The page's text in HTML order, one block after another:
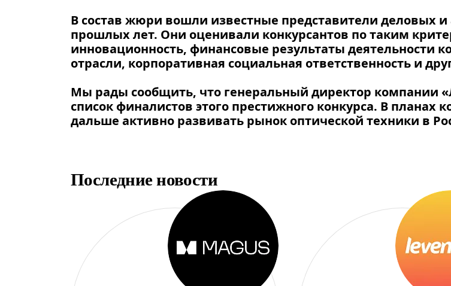
В состав жюри вошли известные представители деловых
прошлых лет. Они оценивали конкурсантов по таким
инновационность, финансовые результаты деятельности
отрасли, корпоративная социальная ответственность и
Мы рады сообщить, что генеральный директор компании
список финалистов этого престижного конкурса. В планах
дальше активно развивать рынок оптической техники в
Последние новости